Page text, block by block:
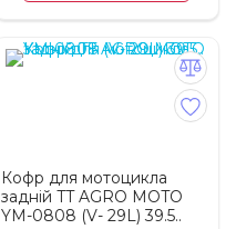
Кофр для мотоцикла
задній TT AGRO MOTO
YM-0808 (V- 29L) 39.5..